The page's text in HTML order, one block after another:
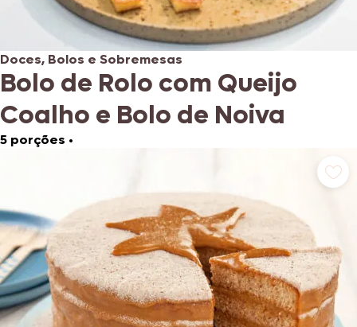
Doces, Bolos e Sobremesas
Bolo de Rolo com Queijo
Coalho e Bolo de Noiva
5 porções •